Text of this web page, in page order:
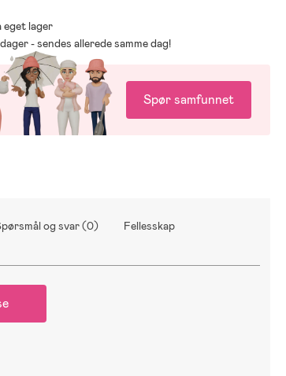
eget lager
- sendes allerede samme dag!
Spør samfunnet
og svar (0) Fellesskap